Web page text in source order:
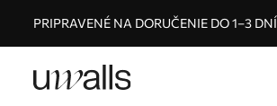
PRIPRAVENÉ NA DORUČENIE DO 1–3 DNÍ